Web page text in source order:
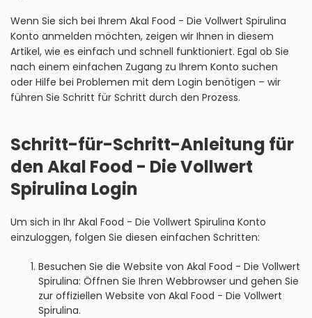
Wenn Sie sich bei Ihrem Akal Food - Die Vollwert Spirulina
Konto anmelden möchten, zeigen wir Ihnen in diesem
Artikel, wie es einfach und schnell funktioniert. Egal ob Sie
nach einem einfachen Zugang zu Ihrem Konto suchen
oder Hilfe bei Problemen mit dem Login benötigen – wir
führen Sie Schritt für Schritt durch den Prozess.
Schritt-für-Schritt-Anleitung für
den Akal Food - Die Vollwert
Spirulina Login
Um sich in Ihr Akal Food - Die Vollwert Spirulina Konto
einzuloggen, folgen Sie diesen einfachen Schritten:
Besuchen Sie die Website von Akal Food - Die Vollwert
Spirulina: Öffnen Sie Ihren Webbrowser und gehen Sie
zur offiziellen Website von Akal Food - Die Vollwert
Spirulina.